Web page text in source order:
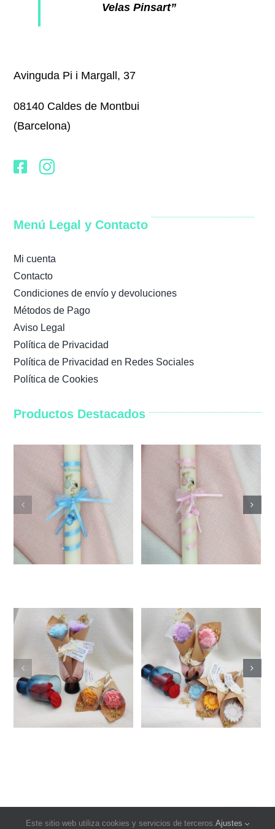
Velas Pinsart”
Avinguda Pi i Margall, 37
08140 Caldes de Montbui
(Barcelona)
Menú Legal y Contacto
Mi cuenta
Contacto
Condiciones de envío y devoluciones
Métodos de Pago
Aviso Legal
Política de Privacidad
Política de Privacidad en Redes Sociales
Política de Cookies
Productos Destacados
Este sitio web utiliza cookies y servicios de terceros.Ajustes